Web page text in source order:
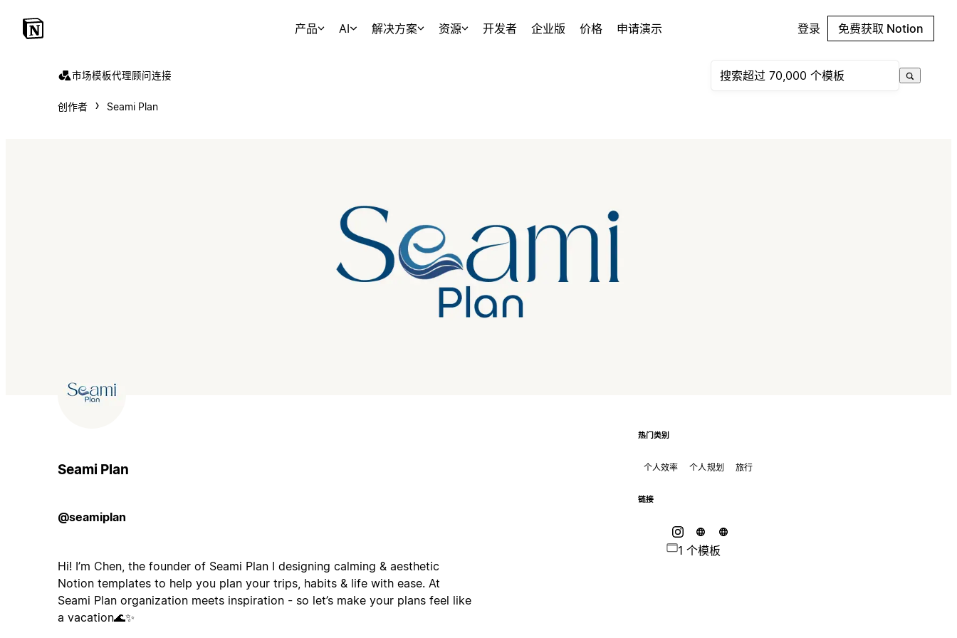
产品 AI 解决方案 资源 开发者 企业版 价格 申请演示 登录 免费获取 Notion
市场模板代理顾问连接
创作者 Seami Plan
Seami Plan
@seamiplan
Hi! I’m Chen, the founder of Seami Plan I designing calming & aesthetic
Notion templates to help you plan your trips, habits & life with ease. At
Seami Plan organization meets inspiration - so let’s make your plans feel like
a vacation🌊✨
热门类别
个人效率 个人规划 旅行
链接
1 个模板